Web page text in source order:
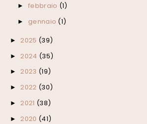
► febbraio (1)
► gennaio (1)
► 2025 (39)
► 2024 (35)
► 2023 (19)
► 2022 (30)
► 2021 (38)
► 2020 (41)